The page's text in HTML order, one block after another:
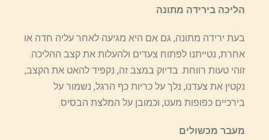
הליכה בירידה מתונה
בעת ירידה מתונה, גם אם היא מגיעה לאחר עליה חדה או
אחרת, נטייתנו לפתוח צעדים ולהעלות את קצב ההליכה.
זוהי טעות רווחת. בדיוק במצב זה, נקפיד להאט את הקצב,
נקטין את צעדנו, נלך על כריות כף הרגל, נשמור על
בירכיים כפופות מעט, וכמובן על המלצת הבסיס.
מעבר מכשולים